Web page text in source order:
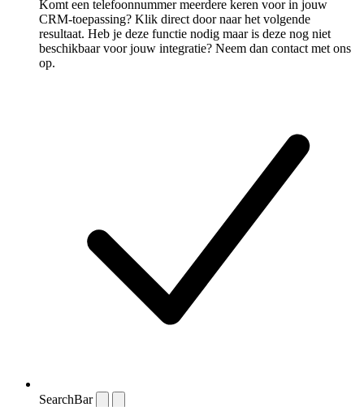
Komt een telefoonnummer meerdere keren voor in jouw
CRM-toepassing? Klik direct door naar het volgende
resultaat. Heb je deze functie nodig maar is deze nog niet
beschikbaar voor jouw integratie? Neem dan contact met ons
op.
SearchBar